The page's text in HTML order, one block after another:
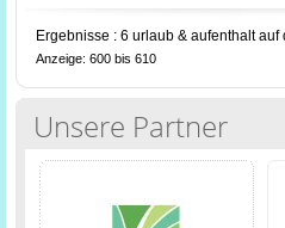
Ergebnisse : 6 urlaub & aufenthalt auf
Anzeige: 600 bis 610
Unsere Partner